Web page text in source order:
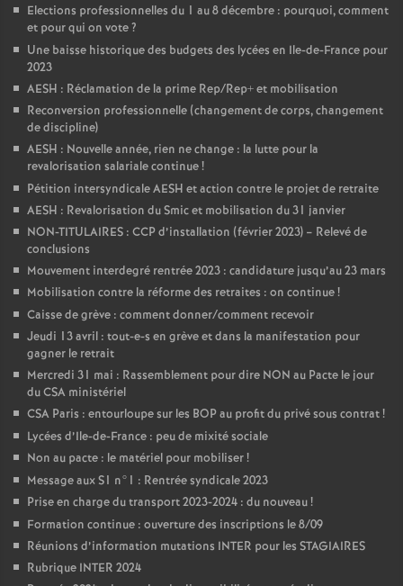
Elections professionnelles du 1 au 8 décembre : pourquoi, comment
et pour qui on vote?
Une baisse historique des budgets des lycées en Ile-de-France pour
2023
AESH : Réclamation de la prime Rep/Rep+ et mobilisation
Reconversion professionnelle (changement de corps, changement
de discipline)
AESH : Nouvelle année, rien ne change : la lutte pour la
revalorisation salariale continue!
Pétition intersyndicale AESH et action contre le projet de retraite
AESH : Revalorisation du Smic et mobilisation du 31 janvier
NON-TITULAIRES : CCP d’installation (février 2023) – Relevé de
conclusions
Mouvement interdegré rentrée 2023 : candidature jusqu’au 23 mars
Mobilisation contre la réforme des retraites : on continue!
Caisse de grève : comment donner/comment recevoir
Jeudi 13 avril : tout-e-s en grève et dans la manifestation pour
gagner le retrait
Mercredi 31 mai : Rassemblement pour dire NON au Pacte le jour
du CSA ministériel
CSA Paris : entourloupe sur les BOP au profit du privé sous contrat!
Lycées d’Ile-de-France : peu de mixité sociale
Non au pacte : le matériel pour mobiliser!
Message aux S1 n°1 : Rentrée syndicale 2023
Prise en charge du transport 2023-2024 : du nouveau!
Formation continue : ouverture des inscriptions le 8/09
Réunions d’information mutations INTER pour les STAGIAIRES
Rubrique INTER 2024